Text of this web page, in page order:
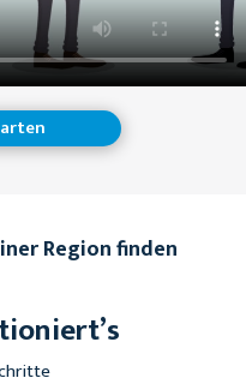
Region finden